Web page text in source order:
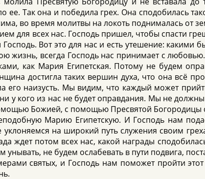
ее. Так она и победила грех. Она сподобилась
во время молитвы на локоть поднималась от
для всех нас. Господь пришел, чтобы спасти
Господь. Вот это для нас и есть утешение:
жизнь, всегда Господь нас принимает с
как Мария Египетская. Потому не будем
достигла таких вершин духа, что она всё
его наизусть. Мы видим, что каждый может
у кого из нас не будет оправдания. Мы не
Божией, с помощью Пресвятой Богородицы
Марию Египетскую. И Господь нам
на широкий путь служения своим
ждет потом всех нас, какой награды
унывать, не будем ослабевать в пути подвига,
святых, и Господь нам поможет пройти